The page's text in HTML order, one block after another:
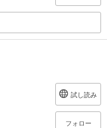
試し読み
フォロー